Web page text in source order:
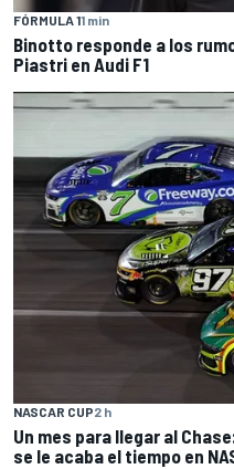
FÓRMULA 11 min
Binotto responde a los
Piastri en Audi F1
NASCAR CUP2 h
Un mes para llegar al
se le acaba el tiempo en